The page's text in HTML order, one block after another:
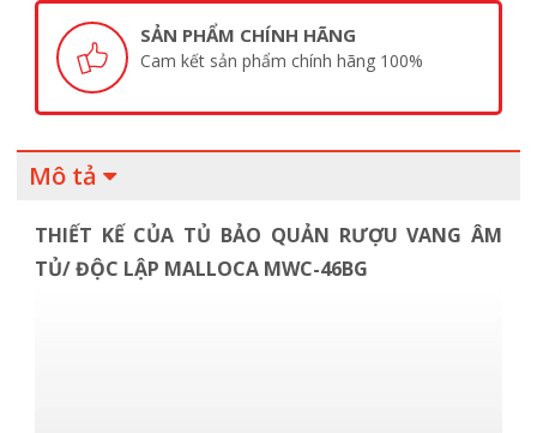
SẢN PHẨM CHÍNH HÃNG
Cam kết sản phẩm chính hãng 100%
Mô tả
THIẾT KẾ CỦA TỦ BẢO QUẢN RƯỢU VANG ÂM
TỦ/ ĐỘC LẬP MALLOCA MWC-46BG